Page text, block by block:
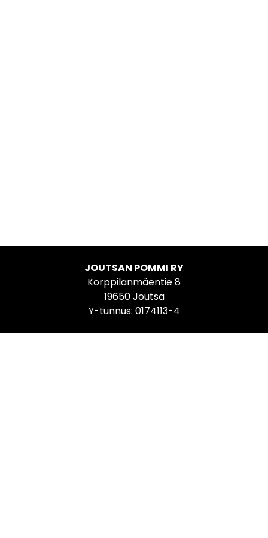
JOUTSAN POMMI RY
Korppilanmäentie 8
19650 Joutsa
Y-tunnus: 0174113-4